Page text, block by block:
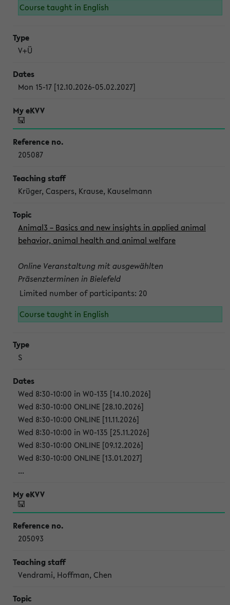
Course taught in English
V+Ü
Mon 15-17 [12.10.2026-05.02.2027]
205087
Krüger, Caspers, Krause, Kauselmann
Animal3 – Basics and new insights in applied animal
behavior, animal health and animal welfare
Online Veranstaltung mit ausgewählten
Präsenzterminen in Bielefeld
Limited number of participants: 20
Course taught in English
S
Wed 8:30-10:00 in W0-135 [14.10.2026]
Wed 8:30-10:00 ONLINE [28.10.2026]
Wed 8:30-10:00 ONLINE [11.11.2026]
Wed 8:30-10:00 in W0-135 [25.11.2026]
Wed 8:30-10:00 ONLINE [09.12.2026]
Wed 8:30-10:00 ONLINE [13.01.2027]
...
205093
Vendrami, Hoffman, Chen